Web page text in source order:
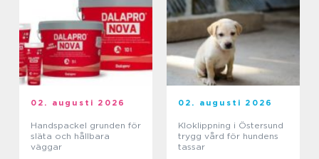
02. augusti 2026
Handspackel grunden för
släta och hållbara
väggar
02. augusti 2026
Kloklippning i Östersund
trygg vård för hundens
tassar